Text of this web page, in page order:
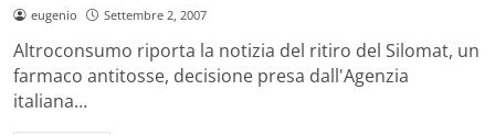
eugenio Settembre 2, 2007
Altroconsumo riporta la notizia del ritiro del Silomat, un
farmaco antitosse, decisione presa dall'Agenzia
italiana…